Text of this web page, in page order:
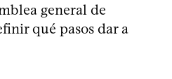
general de
qué pasos dar a